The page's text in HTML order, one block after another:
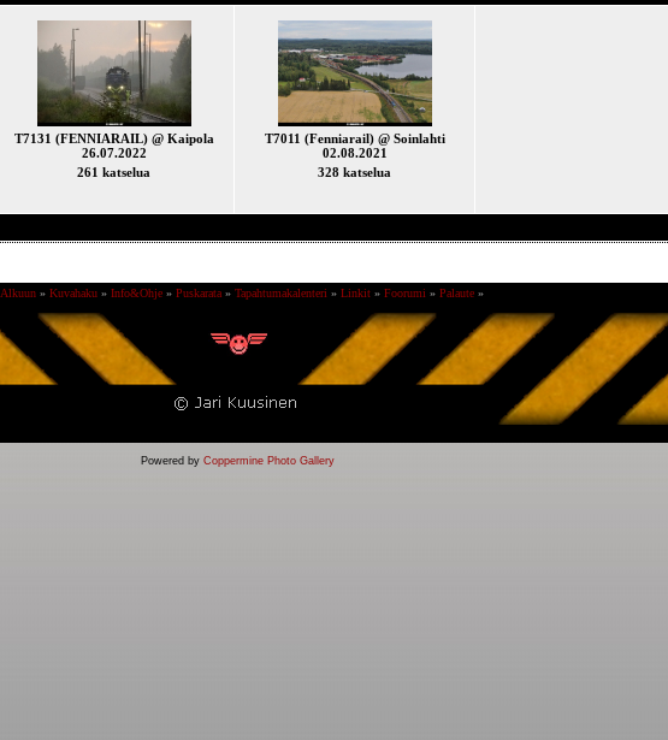
T7131 (FENNIARAIL) @ Kaipola
26.07.2022
261 katselua
T7011 (Fenniarail) @ Soinlahti
02.08.2021
328 katselua
Alkuun» Kuvahaku» Info&Ohje» Puskarata» Tapahtumakalenteri » Linkit» Foorumi » Palaute»
Powered by Coppermine Photo Gallery